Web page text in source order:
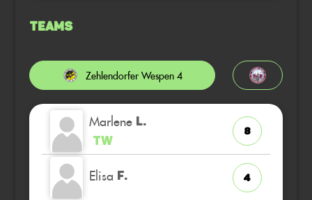
Teams
Zehlendorfer Wespen 4
Marlene L.
TW
8
Elisa F. 4